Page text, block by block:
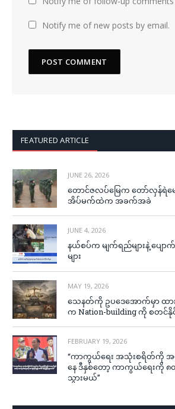
Notify me of new posts by email.
FEATURED ARTICLE
JUNE 26, 2026
တောင်ဇလပ်မြေက တော်လှန်ရဲမ
အိပ်မက်ထဲက အခက်အခဲ
JUNE 4, 2026
နယ်စပ်က မျက်ရည်များနဲ့ ပျေ
များ
MAY 19, 2026
သေနတ်ကို ဥပဒေအောက်မှာ ထာ
က Nation-building ကို စတင်
FEBRUARY 19, 2026
“ကာကွယ်ရေး အသုံးစရိတ်ကို အ
နေ ဒီနှစ်တော့ ကာကွယ်ရေးကို ၈
သွားမယ်”